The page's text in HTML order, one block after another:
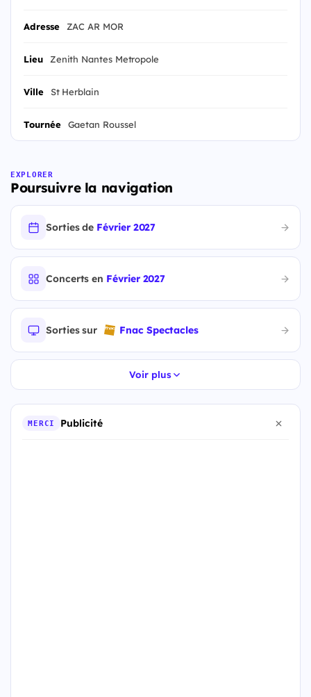
Adresse ZAC AR MOR
Lieu Zenith Nantes Metropole
Ville St Herblain
Tournée Gaetan Roussel
EXPLORER
Poursuivre la navigation
Sorties de Février 2027
Concerts en Février 2027
Sorties sur Fnac Spectacles
Voir plus
MERCI Publicité